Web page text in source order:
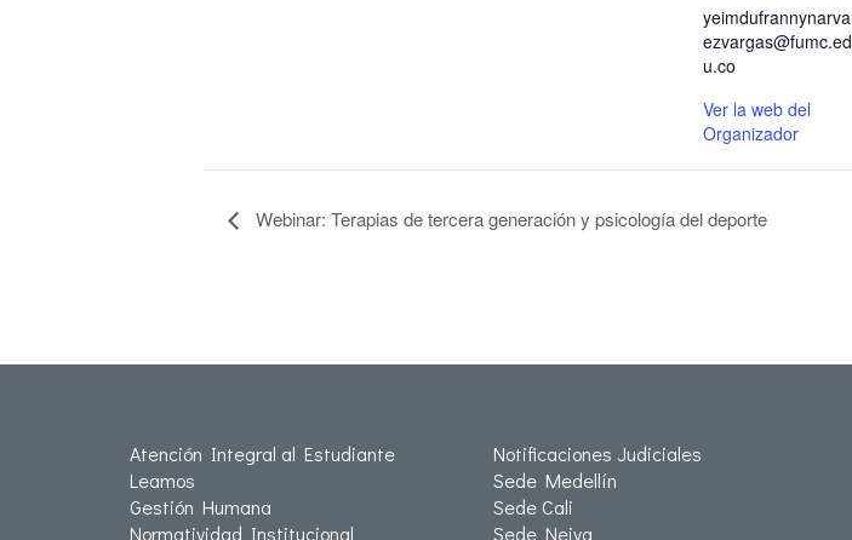
yeimdufrannynarva
ezvargas@fumc.ed
u.co
Ver la web del
Organizador
Webinar: Terapias de tercera generación y psicología del deporte
Atención Integral al Estudiante
Leamos
Gestión Humana
Normatividad Institucional
Notificaciones Judiciales
Sede Medellín
Sede Cali
Sede Neiva